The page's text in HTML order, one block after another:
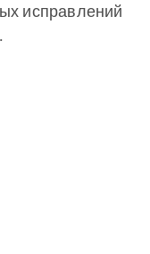
исправлений